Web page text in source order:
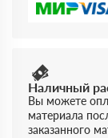
Наличный
Вы можете
материала
заказанного